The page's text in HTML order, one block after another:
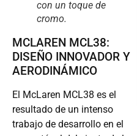
con un toque de
cromo.
MCLAREN MCL38:
DISEÑO INNOVADOR Y
AERODINÁMICO
El McLaren MCL38 es el
resultado de un intenso
trabajo de desarrollo en el